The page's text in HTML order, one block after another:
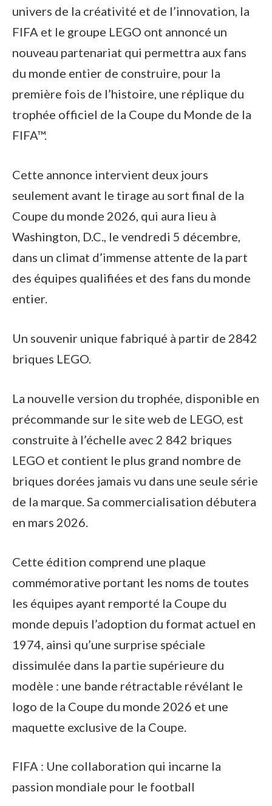
univers de la créativité et de l’innovation, la
FIFA et le groupe LEGO ont annoncé un
nouveau partenariat qui permettra aux fans
du monde entier de construire, pour la
première fois de l’histoire, une réplique du
trophée officiel de la Coupe du Monde de la
FIFA™.
Cette annonce intervient deux jours
seulement avant le tirage au sort final de la
Coupe du monde 2026, qui aura lieu à
Washington, D.C., le vendredi 5 décembre,
dans un climat d’immense attente de la part
des équipes qualifiées et des fans du monde
entier.
Un souvenir unique fabriqué à partir de 2842
briques LEGO.
La nouvelle version du trophée, disponible en
précommande sur le site web de LEGO, est
construite à l’échelle avec 2 842 briques
LEGO et contient le plus grand nombre de
briques dorées jamais vu dans une seule série
de la marque. Sa commercialisation débutera
en mars 2026.
Cette édition comprend une plaque
commémorative portant les noms de toutes
les équipes ayant remporté la Coupe du
monde depuis l’adoption du format actuel en
1974, ainsi qu’une surprise spéciale
dissimulée dans la partie supérieure du
modèle : une bande rétractable révélant le
logo de la Coupe du monde 2026 et une
maquette exclusive de la Coupe.
FIFA : Une collaboration qui incarne la
passion mondiale pour le football